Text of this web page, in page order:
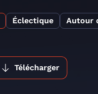
Éclectique Autour
Télécharger